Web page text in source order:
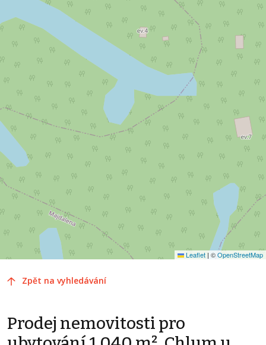
Leaflet | ©OpenStreetMap
Zpět na vyhledávání
Prodej nemovitosti pro